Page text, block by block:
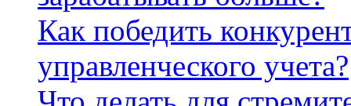
Как победить
управленческого учета?